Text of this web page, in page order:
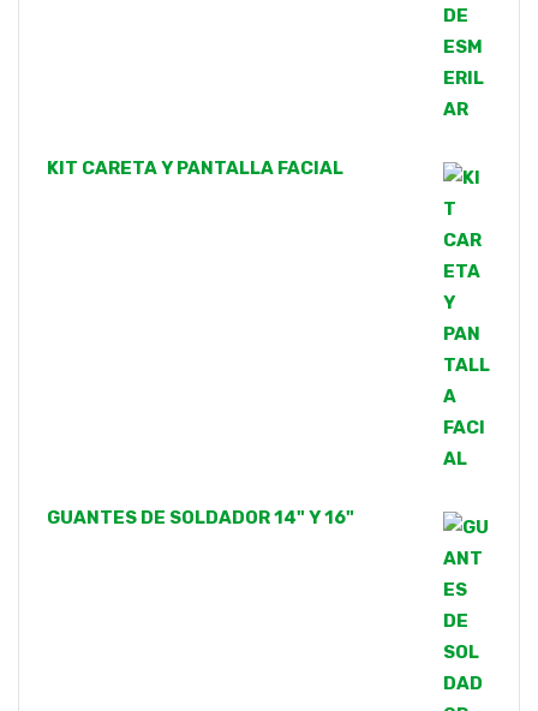
KIT CARETA Y PANTALLA FACIAL
GUANTES DE SOLDADOR 14" Y 16"